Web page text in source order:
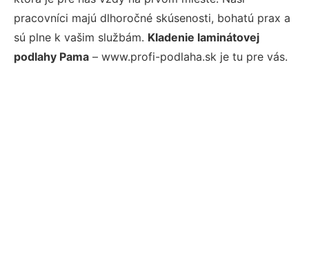
pracovníci majú dlhoročné skúsenosti, bohatú prax a
sú plne k vašim službám. Kladenie laminátovej
podlahy Pama – www.profi-podlaha.sk je tu pre vás.